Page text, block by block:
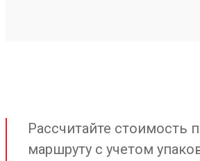
Рассчитайте стоимость
маршруту с учетом